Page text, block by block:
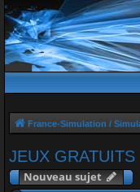
France-Simulation /
JEUX GRATUITS
Nouveau sujet